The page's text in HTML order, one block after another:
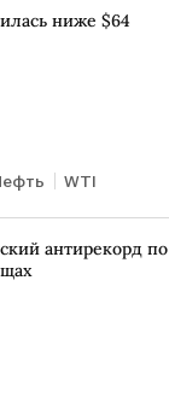
ниже $64
WTI
антирекорд по